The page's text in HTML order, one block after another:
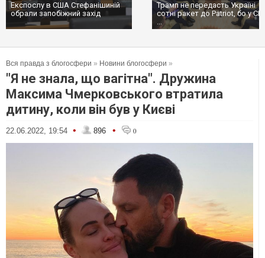
Експослу в США Стефанішиній
обрали запобіжний захід
Трамп не передасть Україні
сотні ракет до Patriot, бо у
...
Вся правда з блогосфери » Новини блогосфери »
"Я не знала, що вагітна". Дружина
Максима Чмерковського втратила
дитину, коли він був у Києві
22.06.2022, 19:54 • 896 • 0